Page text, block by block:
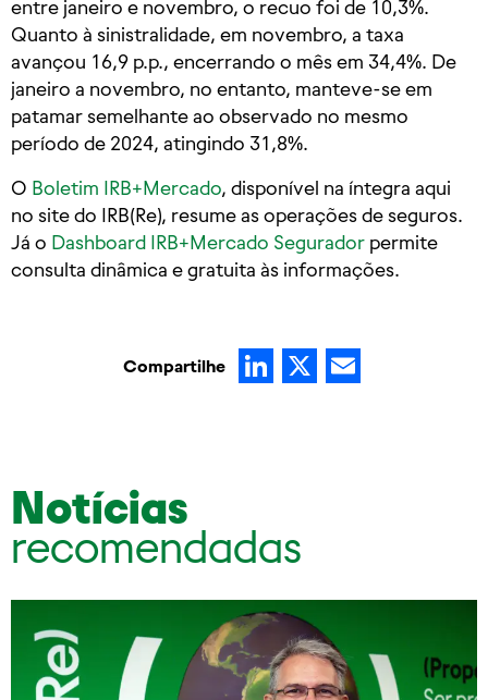
entre janeiro e novembro, o recuo foi de 10,3%.
Quanto à sinistralidade, em novembro, a taxa
avançou 16,9 p.p., encerrando o mês em 34,4%. De
janeiro a novembro, no entanto, manteve-se em
patamar semelhante ao observado no mesmo
período de 2024, atingindo 31,8%.
O Boletim IRB+Mercado, disponível na íntegra aqui
no site do IRB(Re), resume as operações de seguros.
Já o Dashboard IRB+Mercado Segurador permite
consulta dinâmica e gratuita às informações.
Compartilhe LinkedIn
X
Notícias
recomendadas